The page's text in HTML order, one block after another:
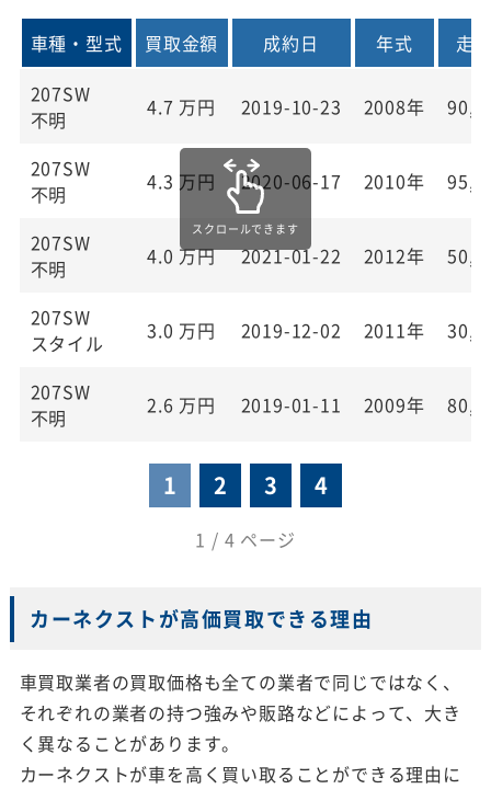
車種・型式 買取金額 成約日 年式
走
207SW
不明
4.7 万円 2019-10-23 2008年
207SW
不明
4.3 万円 2020-06-17 2010年
207SW
不明
4.0 万円 2021-01-22 2012年
207SW
スタイル
3.0 万円 2019-12-02 2011年
207SW
不明
2.6 万円 2019-01-11 2009年
1 2 3 4
1 / 4 ページ
カーネクストが高価買取できる理由
車買取業者の買取価格も全ての業者で同じではなく、
それぞれの業者の持つ強みや販路などによって、大き
く異なることがあります。
カーネクストが車を高く買い取ることができる理由に